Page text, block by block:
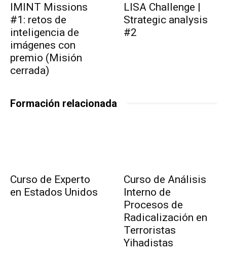
IMINT Missions
#1: retos de
inteligencia de
imágenes con
premio (Misión
cerrada)
LISA Challenge |
Strategic analysis
#2
Formación relacionada
Curso de Experto
en Estados Unidos
Curso de Análisis
Interno de
Procesos de
Radicalización en
Terroristas
Yihadistas